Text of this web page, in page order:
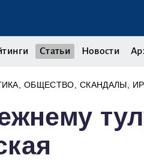
Статьи Новости
ОБЩЕСТВО СКАНДАЛЫ